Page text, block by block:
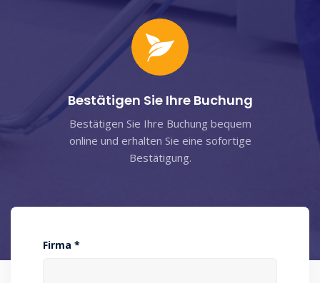
Bestätigen Sie Ihre Buchung
Bestätigen Sie Ihre Buchung bequem
online und erhalten Sie eine sofortige
Bestätigung.
Firma *